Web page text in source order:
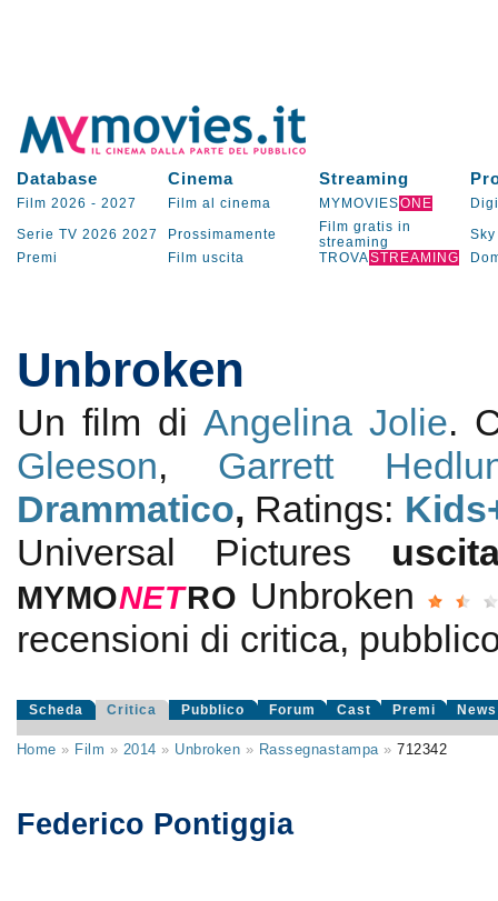
Database Cinema Streaming
Film 2026 - 2027 Film al cinema MYMOVIESONE
Serie TV 2026 2027 Prossimamente
Film gratis in
streaming
Sky
Premi
Film uscita TROVASTREAMING
Unbroken
Un film di Angelina Jolie.
Gleeson, Garrett
Drammatico, Ratings:
Universal Pictures
MYMONETRO Unbroken
recensioni di critica,
Scheda Critica Pubblico Forum Cast Premi News
Home » Film » 2014 » Unbroken » Rassegnastampa»712342
Federico Pontiggia